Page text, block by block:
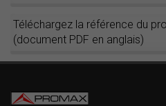
Téléchargez la référence du
(document PDF en anglais)